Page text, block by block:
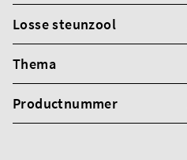
Losse steunzool
Thema
Productnummer